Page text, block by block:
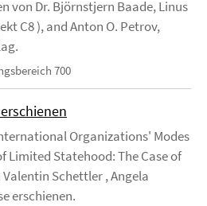
von Dr. Björnstjern Baade, Linus
C8 ), and Anton O. Petrov,
700
Organizations' Modes
Limited Statehood: The Case of
Schettler , Angela
erschienen.